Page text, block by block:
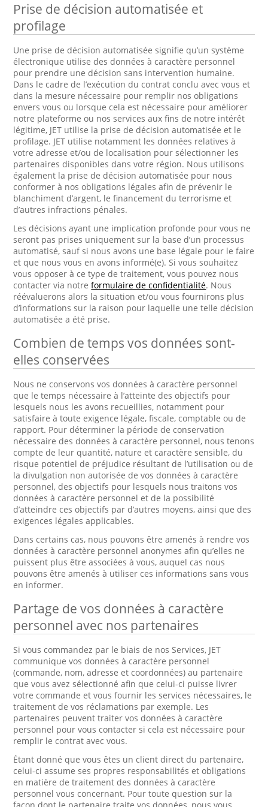
Prise de décision automatisée et
profilage
Une prise de décision automatisée signifie qu’un système
électronique utilise des données à caractère personnel
pour prendre une décision sans intervention humaine.
Dans le cadre de l’exécution du contrat conclu avec vous et
dans la mesure nécessaire pour remplir nos obligations
envers vous ou lorsque cela est nécessaire pour améliorer
notre plateforme ou nos services aux fins de notre intérêt
légitime, JET utilise la prise de décision automatisée et le
profilage. JET utilise notamment les données relatives à
votre adresse et/ou de localisation pour sélectionner les
partenaires disponibles dans votre région. Nous utilisons
également la prise de décision automatisée pour nous
conformer à nos obligations légales afin de prévenir le
blanchiment d’argent, le financement du terrorisme et
d’autres infractions pénales.
Les décisions ayant une implication profonde pour vous ne
seront pas prises uniquement sur la base d’un processus
automatisé, sauf si nous avons une base légale pour le faire
et que nous vous en avons informé(e). Si vous souhaitez
vous opposer à ce type de traitement, vous pouvez nous
contacter via notreformulaire de confidentialité. Nous
réévaluerons alors la situation et/ou vous fournirons plus
d’informations sur la raison pour laquelle une telle décision
automatisée a été prise.
Combien de temps vos données sont-
elles conservées
Nous ne conservons vos données à caractère personnel
que le temps nécessaire à l’atteinte des objectifs pour
lesquels nous les avons recueillies, notamment pour
satisfaire à toute exigence légale, fiscale, comptable ou de
rapport. Pour déterminer la période de conservation
nécessaire des données à caractère personnel, nous tenons
compte de leur quantité, nature et caractère sensible, du
risque potentiel de préjudice résultant de l’utilisation ou de
la divulgation non autorisée de vos données à caractère
personnel, des objectifs pour lesquels nous traitons vos
données à caractère personnel et de la possibilité
d’atteindre ces objectifs par d’autres moyens, ainsi que des
exigences légales applicables.
Dans certains cas, nous pouvons être amenés à rendre vos
données à caractère personnel anonymes afin qu’elles ne
puissent plus être associées à vous, auquel cas nous
pouvons être amenés à utiliser ces informations sans vous
en informer.
Partage de vos données à caractère
personnel avec nos partenaires
Si vous commandez par le biais de nos Services, JET
communique vos données à caractère personnel
(commande, nom, adresse et coordonnées) au partenaire
que vous avez sélectionné afin que celui-ci puisse livrer
votre commande et vous fournir les services nécessaires, le
traitement de vos réclamations par exemple. Les
partenaires peuvent traiter vos données à caractère
personnel pour vous contacter si cela est nécessaire pour
remplir le contrat avec vous.
Étant donné que vous êtes un client direct du partenaire,
celui-ci assume ses propres responsabilités et obligations
en matière de traitement des données à caractère
personnel vous concernant. Pour toute question sur la